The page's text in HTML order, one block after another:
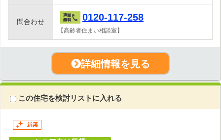
問合わせ 0120-117-258
【高齢者住まい相談室】
詳細情報を見る
この住宅を検討リストに入れる